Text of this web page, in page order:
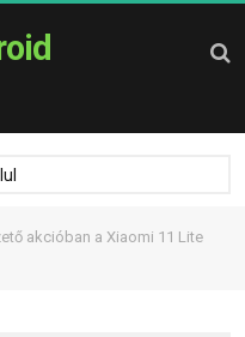
akcióban a Xiaomi 11 Lite